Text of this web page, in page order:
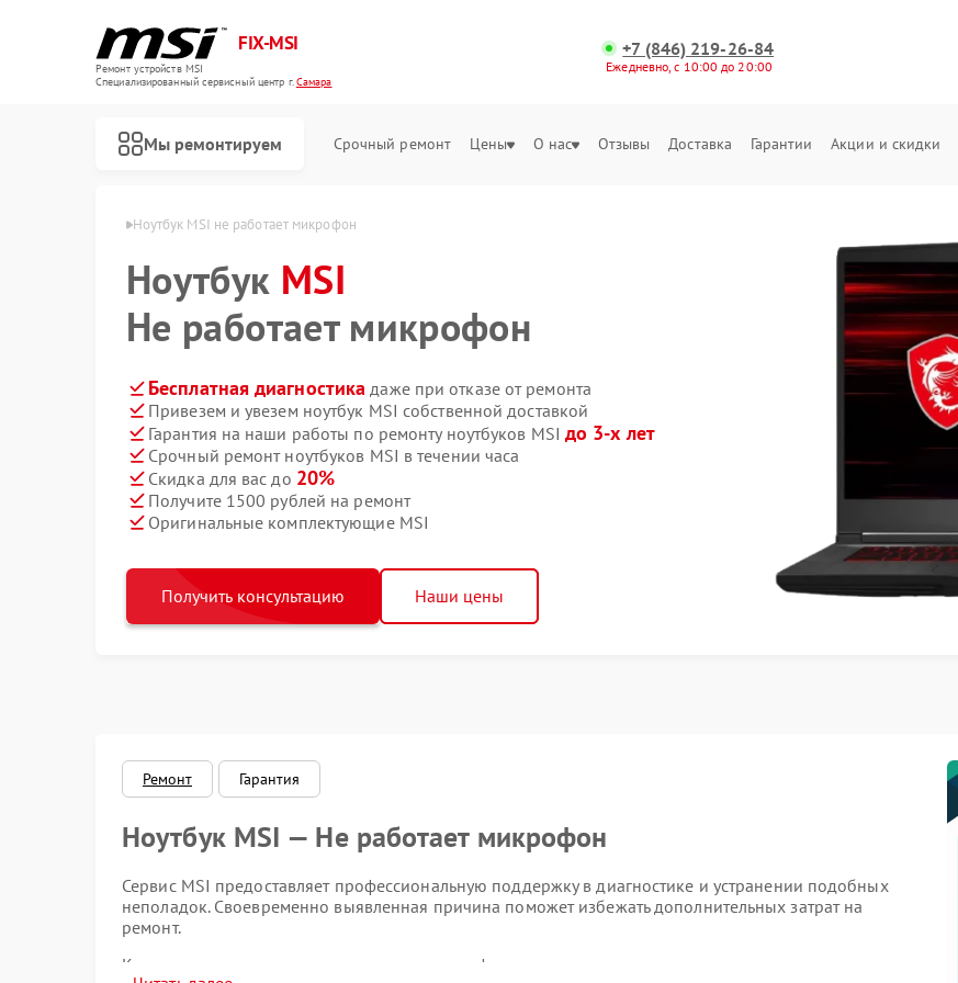
FIX-MSI
Ремонт устройств MSI
Специализированный cервисный центр г.Самара
+7 (846) 219-26-84
Ежедневно, с 10:00 до 20:00
Мы ремонтируем Срочный ремонт Цены О нас Отзывы Доставка Гарантии Акции и скидки
Ноутбук MSI не работает микрофон
Ноутбук MSI
Не работает микрофон
Бесплатная диагностика даже при отказе от ремонта
Привезем и увезем ноутбук MSI собственной доставкой
Гарантия на наши работы по ремонту ноутбуков MSI до 3-х лет
Срочный ремонт ноутбуков MSI в течении часа
Скидка для вас до 20%
Получите 1500 рублей на ремонт
Оригинальные комплектующие MSI
Получить консультацию Наши цены
Ремонт Гарантия
Ноутбук MSI — Не работает микрофон
Сервис MSI предоставляет профессиональную поддержку в диагностике и устранении подобных
неполадок. Своевременно выявленная причина поможет избежать дополнительных затрат на
ремонт.
К типичным причинам неисправности микрофона относятся: